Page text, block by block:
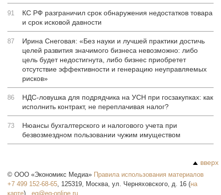
91
КС РФ разграничил срок обнаружения недостатков товара
и срок исковой давности
87
Ирина Снеговая: «Без науки и лучшей практики достичь
целей развития значимого бизнеса невозможно: либо
цель будет недостигнута, либо бизнес приобретет
отсутствие эффективности и генерацию неуправляемых
рисков»
86
НДС-ловушка для подрядчика на УСН при госзакупках: как
исполнить контракт, не переплачивая налог?
73
Нюансы бухгалтерского и налогового учета при
безвозмездном пользовании чужим имуществом
вверх
© ООО «Экономикс Медиа» Правила использования материалов
+7 499 152-68-65, 125319, Москва, ул. Черняховского, д. 16 (на
карте),